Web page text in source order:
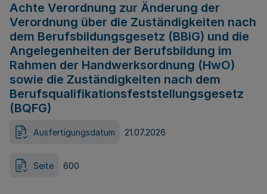
Achte Verordnung zur Änderung der
Verordnung über die Zuständigkeiten nach
dem Berufsbildungsgesetz (BBiG) und die
Angelegenheiten der Berufsbildung im
Rahmen der Handwerksordnung (HwO)
sowie die Zuständigkeiten nach dem
Berufsqualifikationsfeststellungsgesetz
(BQFG)
Ausfertigungsdatum 21.07.2026
Seite 600